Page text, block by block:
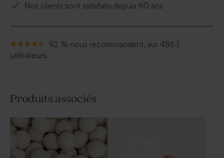
Nos clients sont satisfaits depuis 60 ans
92 % nous recommandent, sur 4863
utilisateurs.
Produits associés